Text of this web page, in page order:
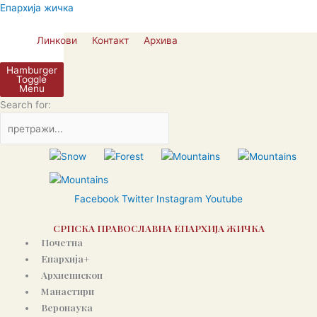
Пређи
Епархија жичка
Линкови Контакт Архива
Hamburger
Toggle
Menu
Search for:
Facebook Twitter Instagram Youtube
СРПСКА ПРАВОСЛАВНА ЕПАРХИЈА ЖИЧКА
Почетна
Епархија+
Архиепископ
Манастири
Веронаука